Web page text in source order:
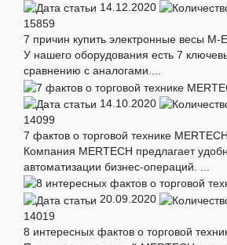
14.12.2020
15859
7 причин купить электронные весы M-
У нашего оборудования есть 7
сравнению с аналогами....
14.10.2020
14099
7 фактов о торговой технике MERTECH
Компания MERTECH предлагает
автоматизации бизнес-операций. ...
20.09.2020
14019
8 интересных фактов о торговой